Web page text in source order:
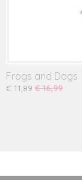
Frogs and Dogs
€ 11,89 € 16,99